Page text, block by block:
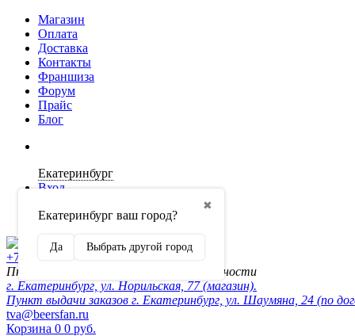
Магазин
Оплата
Доставка
Контакты
Франшиза
Форум
Прайс
Блог
Екатеринбург
✖
Екатеринбург ваш город?
Да Выбрать другой город
Вход
Регистрация
+7 (902) 872-54-70
Пн-Пт 10:00-20:00, сб-вск по договорённости
г. Екатеринбург, ул. Норильская, 77 (магазин).
Пункт выдачи заказов г. Екатеринбург, ул. Шаумяна, 24 (по
tva@beersfan.ru
Корзина 0 0 руб.